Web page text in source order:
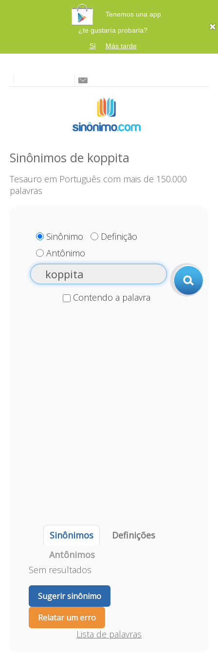
Tenemos una app
¿te gustaría probarla?
Sí
Más tarde
Sinônimos de koppita
Tesauro em Português com mais de 150.000
palavras
Sinônimo
Definição
Antônimo
Contendo a palavra
Sinônimos
Definições
Antônimos
Sem resultados
Sugerir sinônimo
Relatar um erro
Lista de palavras